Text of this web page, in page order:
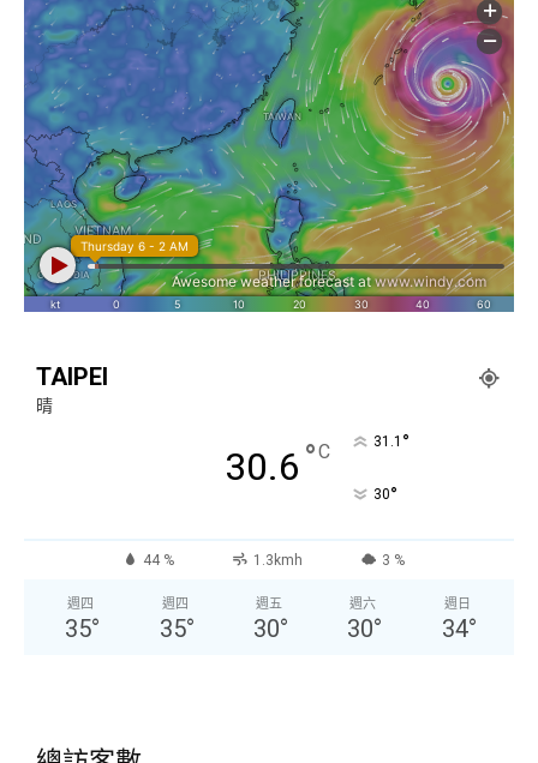
TAIPEI
晴
30.6 °C 31.1 °
30°
44 % 1.3kmh 3 %
週四
35°
週四
35°
週五
30°
週六
30°
週日
34°